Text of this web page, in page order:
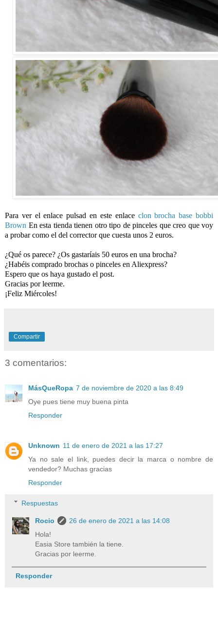
Para ver el enlace pulsad en este enlace clon brocha base bobbi
Brown En esta tienda tienen otro tipo de pinceles que creo que voy
a probar como el del corrector que cuesta unos 2 euros.
¿Qué os parece? ¿Os gastaríais 50 euros en una brocha?
¿Habéis comprado brochas o pinceles en Aliexpress?
Espero que os haya gustado el post.
Gracias por leerme.
¡Feliz Miércoles!
Compartir
3 comentarios:
MásQueRopa 7 de noviembre de 2020 a las 8:49
Oye pues tiene muy buena pinta
Responder
Unknown 11 de enero de 2021 a las 17:27
Ya no sale el link, puedes decir la marca o nombre de
vendedor? Muchas gracias
Responder
Respuestas
Rocio
26 de enero de 2021 a las 14:08
Hola!
Easia Store también la tiene.
Gracias por leerme.
Responder